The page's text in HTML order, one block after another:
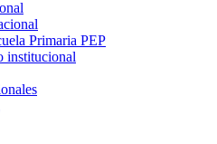
Primaria PEP
institucional